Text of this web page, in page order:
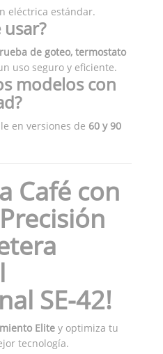
eléctrica estándar.
usar?
de goteo, termostato
uso seguro y eficiente.
modelos con
en versiones de 60 y 90
Café con
SE-42!
Elite y optimiza tu
tecnología.